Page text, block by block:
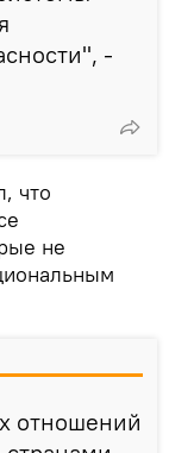
-
что
не
отношений